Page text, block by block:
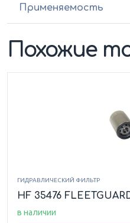
Применяемость
Похожие
ГИДРАВЛИЧЕСКИЙ ФИЛЬТР
HF 35476
в наличии